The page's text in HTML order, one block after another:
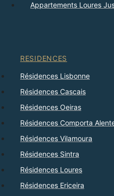
Appartements Loures
RESIDENCES
Résidences Lisbonne
Résidences Cascais
Résidences Oeiras
Résidences Comporta
Résidences Vilamoura
Résidences Sintra
Résidences Loures
Résidences Ericeira